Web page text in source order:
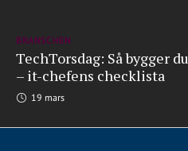
BRANSCHEN
TechTorsdag: Så bygger
– it-chefens checklista
19 mars